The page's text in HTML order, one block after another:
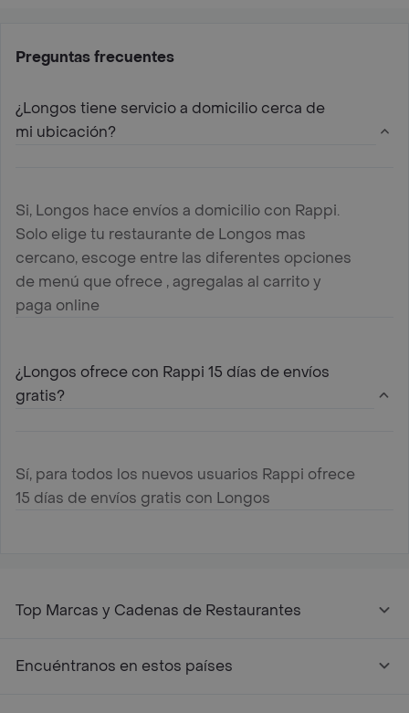
Preguntas frecuentes
¿Longos tiene servicio a domicilio cerca de
mi ubicación?
Si, Longos hace envíos a domicilio con Rappi.
Solo elige tu restaurante de Longos mas
cercano, escoge entre las diferentes opciones
de menú que ofrece , agregalas al carrito y
paga online
¿Longos ofrece con Rappi 15 días de envíos
gratis?
Sí, para todos los nuevos usuarios Rappi ofrece
15 días de envíos gratis con Longos
Top Marcas y Cadenas de Restaurantes
Encuéntranos en estos países